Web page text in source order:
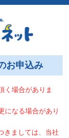
お申込み
く場合がありま
になる場合があり
きましては、当社